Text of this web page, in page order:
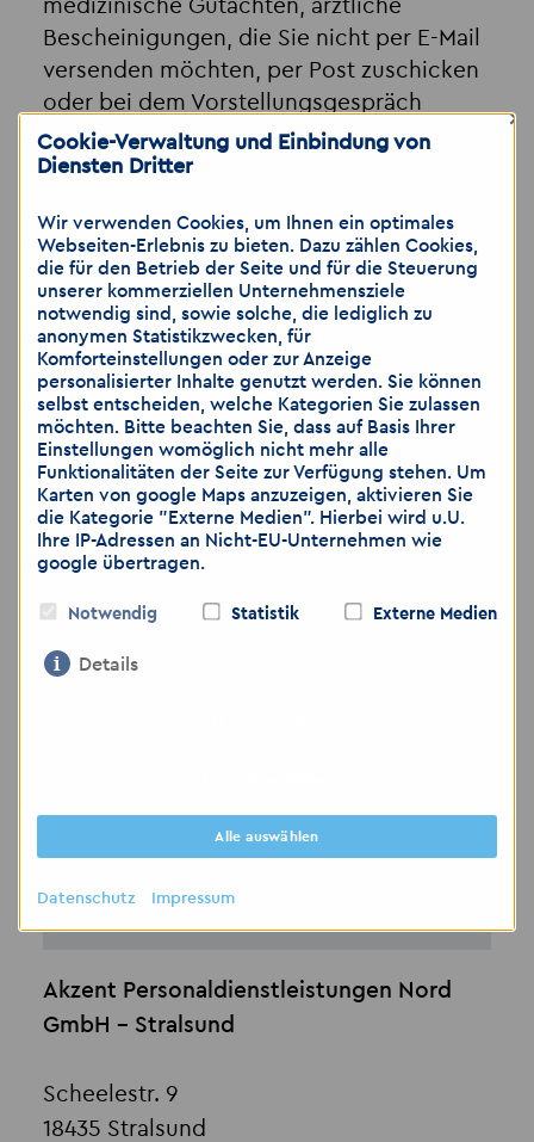
medizinische Gutachten, ärztliche
Bescheinigungen, die Sie nicht per E-Mail
versenden möchten, per Post zuschicken
oder bei dem Vorstellungsgespräch
nachreichen
Hinweis: Wir weisen darauf hin, dass die
Übermittlung von personenbezogenen Daten
über E-Mail als unsicher eingestuft wird. Bitte
achten Sie darauf, dass Sie lediglich dann
Bewerbungsunterlagen per E-Mail zusenden,
wenn Sie das Risiko als gering einschätzen.
Gerne können Sie weitere Unterlagen, wie zum
Beispiel medizinische Gutachten, ärztliche
Bescheinigungen, die Sie nicht per E-Mail
versenden möchten, per Post zuschicken oder
bei dem Vorstellungsgespräch nachreichen.
Akzent Personaldienstleistungen Nord
GmbH - Stralsund
Scheelestr. 9
18435 Stralsund
Cookie-Verwaltung und Einbindung von
Diensten Dritter
×
Wir verwenden Cookies, um Ihnen ein optimales
Webseiten-Erlebnis zu bieten. Dazu zählen Cookies,
die für den Betrieb der Seite und für die Steuerung
unserer kommerziellen Unternehmensziele
notwendig sind, sowie solche, die lediglich zu
anonymen Statistikzwecken, für
Komforteinstellungen oder zur Anzeige
personalisierter Inhalte genutzt werden. Sie können
selbst entscheiden, welche Kategorien Sie zulassen
möchten. Bitte beachten Sie, dass auf Basis Ihrer
Einstellungen womöglich nicht mehr alle
Funktionalitäten der Seite zur Verfügung stehen. Um
Karten von google Maps anzuzeigen, aktivieren Sie
die Kategorie "Externe Medien". Hierbei wird u.U.
Ihre IP-Adressen an Nicht-EU-Unternehmen wie
google übertragen.
Notwendig Statistik Externe Medien
Details
Alle auswählen
Datenschutz Impressum